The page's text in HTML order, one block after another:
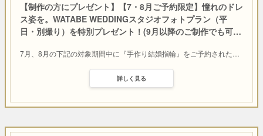
【制作の方にプレゼント】【7・8月ご予約限定】憧れのドレ
ス姿を。WATABE WEDDINGスタジオフォトプラン（平
日・別撮り）を特別プレゼント！(9月以降のご制作でも可…
7月、8月の下記の対象期間中に『手作り結婚指輪』をご予約された…
詳しく見る